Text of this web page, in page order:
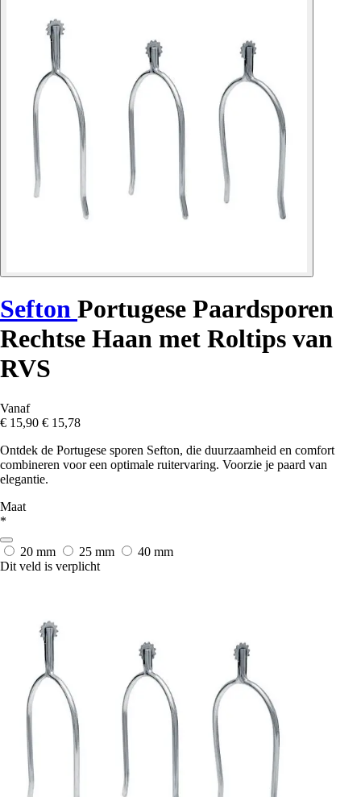
Sefton Portugese Paardsporen
Rechtse Haan met Roltips van
RVS
Vanaf
€ 15,90 € 15,78
Ontdek de Portugese sporen Sefton, die duurzaamheid en comfort
combineren voor een optimale ruitervaring. Voorzie je paard van
elegantie.
Maat
*
20 mm 25 mm
40 mm
Dit veld is verplicht